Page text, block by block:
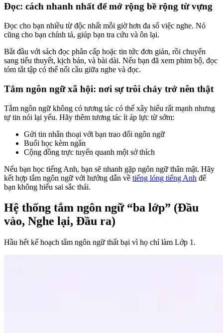
Đọc: cách nhanh nhất để mở rộng bề rộng từ vựng
Đọc cho bạn nhiều từ độc nhất mỗi giờ hơn đa số việc nghe. Nó
cũng cho bạn chính tả, giúp bạn tra cứu và ôn lại.
Bắt đầu với sách đọc phân cấp hoặc tin tức đơn giản, rồi chuyển
sang tiểu thuyết, kịch bản, và bài dài. Nếu bạn đã xem phim bộ, đọc
tóm tắt tập có thể nối cầu giữa nghe và đọc.
Tắm ngôn ngữ xã hội: nơi sự trôi chảy trở nên thật
Tắm ngôn ngữ không có tương tác có thể xây hiểu rất mạnh nhưng
tự tin nói lại yếu. Hãy thêm tương tác ít áp lực từ sớm:
Gửi tin nhắn thoại với bạn trao đổi ngôn ngữ
Buổi học kèm ngắn
Cộng đồng trực tuyến quanh một sở thích
Nếu bạn học tiếng Anh, bạn sẽ nhanh gặp ngôn ngữ thân mật. Hãy
kết hợp tắm ngôn ngữ với hướng dẫn về tiếng lóng tiếng Anh để
bạn không hiểu sai sắc thái.
Hệ thống tắm ngôn ngữ “ba lớp” (Đầu
vào, Nghe lại, Đầu ra)
Hầu hết kế hoạch tắm ngôn ngữ thất bại vì họ chỉ làm Lớp 1.